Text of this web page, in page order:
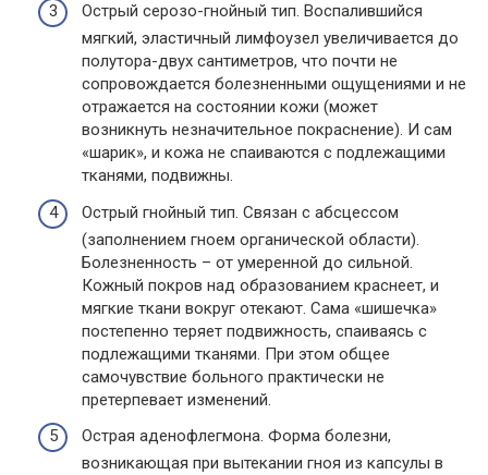
Острый серозо-гнойный тип. Воспалившийся
мягкий, эластичный лимфоузел увеличивается до
полутора-двух сантиметров, что почти не
сопровождается болезненными ощущениями и не
отражается на состоянии кожи (может
возникнуть незначительное покраснение). И сам
«шарик», и кожа не спаиваются с подлежащими
тканями, подвижны.
Острый гнойный тип. Связан с абсцессом
(заполнением гноем органической области).
Болезненность – от умеренной до сильной.
Кожный покров над образованием краснеет, и
мягкие ткани вокруг отекают. Сама «шишечка»
постепенно теряет подвижность, спаиваясь с
подлежащими тканями. При этом общее
самочувствие больного практически не
претерпевает изменений.
Острая аденофлегмона. Форма болезни,
возникающая при вытекании гноя из капсулы в